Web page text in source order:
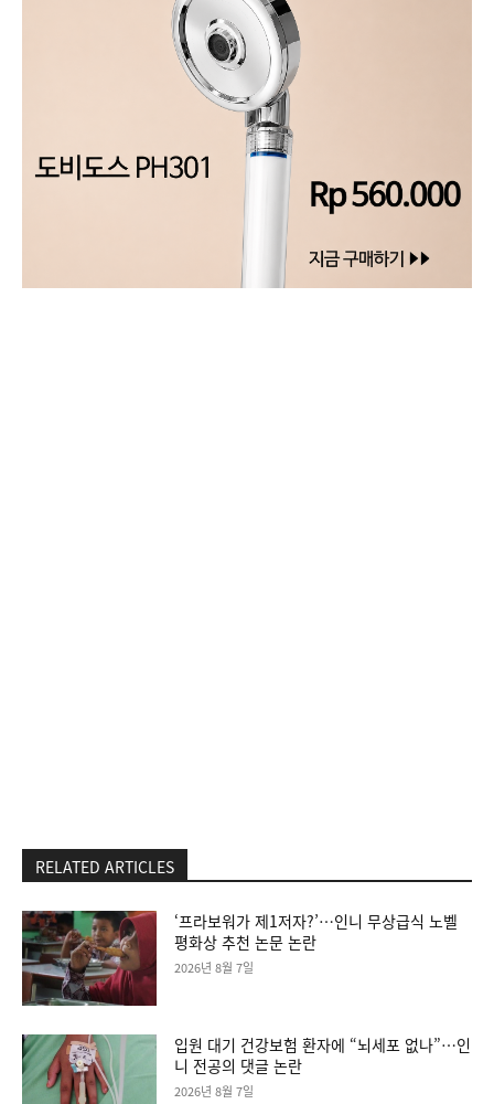
RELATED ARTICLES
‘프라보워가 제1저자?’…인니 무상급식 노벨
평화상 추천 논문 논란
2026년 8월 7일
입원 대기 건강보험 환자에 “뇌세포 없나”…인
니 전공의 댓글 논란
2026년 8월 7일